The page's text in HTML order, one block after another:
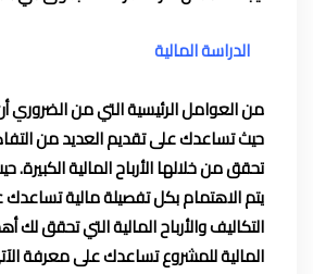
الدراسة المالية
من العوامل الرئيسية التي من الضروري
حيث تساعدك على تقديم العديد من
تحقق من خلالها الأرباح المالية
يتم الاهتمام بكل تفصيلة مالية
التكاليف والأرباح المالية التي تحقق لك
المالية للمشروع تساعدك على معرفة